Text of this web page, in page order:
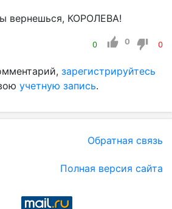
вернешься, КОРОЛЕВА!
0 0 0
зарегистрируйтесь
учетную запись.
Обратная связь
Полная версия сайта